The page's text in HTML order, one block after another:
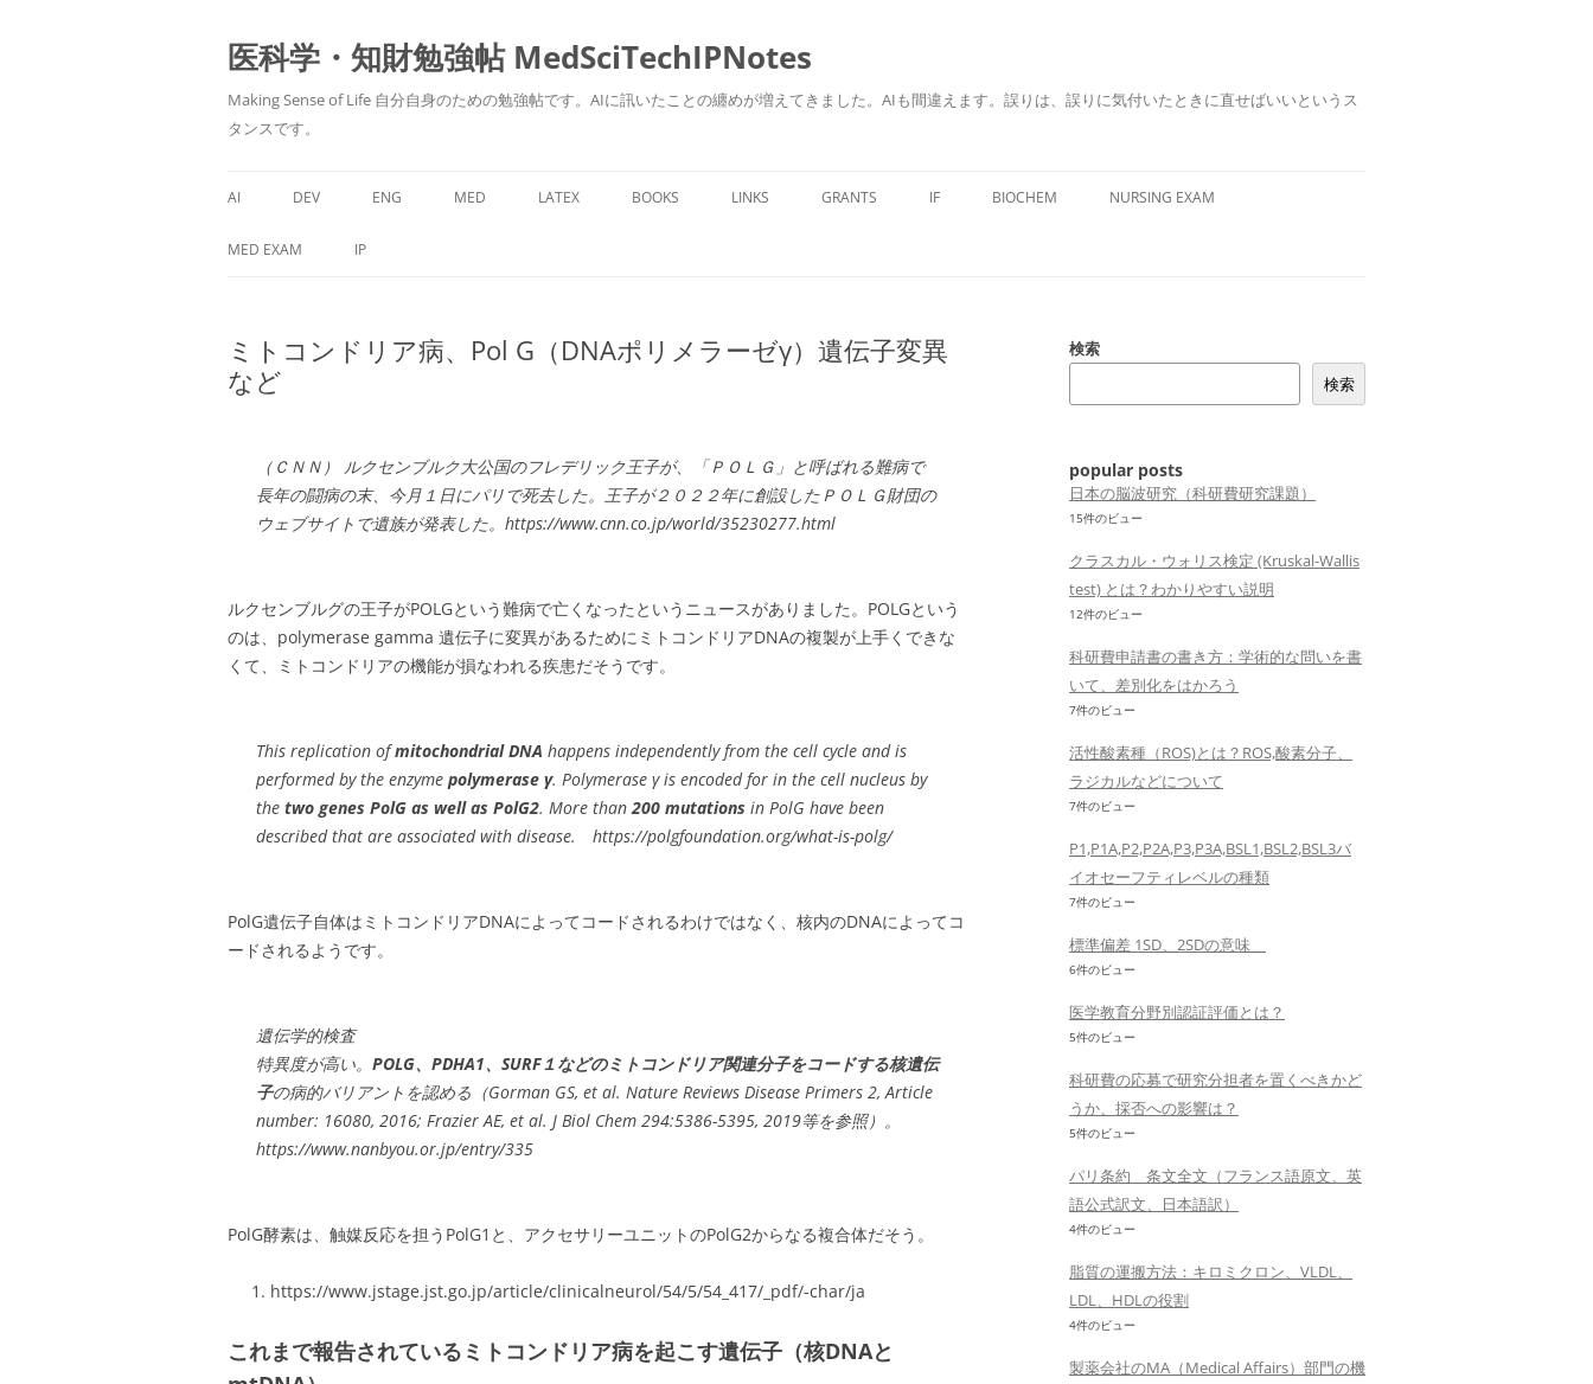
医科学・知財勉強帖 MedSciTechIPNotes
Making Sense of Life 自分自身のための勉強帖です。AIに訊いたことの纏めが増えてきました。AIも間違えます。誤りは、誤りに気付いたときに直せばいいというス
タンスです。
AI DEV ENG MED LATEX BOOKS LINKS GRANTS IF BIOCHEM NURSING EXAM
MED EXAM IP
ミトコンドリア病、Pol G（DNAポリメラーゼγ）遺伝子変異
など
（ＣＮＮ）
ルクセンブルク大公国のフレデリック王子が、「ＰＯＬＧ」と呼ばれる難病で
長年の闘病の末、今月１日にパリで死去した。王子が２０２２年に創設したＰＯＬＧ財団の
ウェブサイトで遺族が発表した。https://www.cnn.co.jp/world/35230277.html
ルクセンブルグの王子がPOLGという難病で亡くなったというニュースがありました。POLGという
のは、polymerase gamma 遺伝子に変異があるためにミトコンドリアDNAの複製が上手くできな
くて、ミトコンドリアの機能が損なわれる疾患だそうです。
This replication ofmitochondrial DNA happens independently from the cell cycle and is
performed by the enzyme polymerase γ. Polymerase γ is encoded for in the cell nucleus by
the two genes PolG as well as PolG2. More than200 mutations in PolG have been
described that are associated with disease. https://polgfoundation.org/what-is-polg/
PolG遺伝子自体はミトコンドリアDNAによってコードされるわけではなく、核内のDNAによってコ
ードされるようです。
遺伝学的検査
特異度が高い。 POLG、PDHA1、SURF１ などのミトコンドリア関連分子をコードする核遺伝
子の病的バリアントを認める（Gorman GS, et al. Nature Reviews Disease Primers 2, Article
number: 16080, 2016; Frazier AE, et al. J Biol Chem 294:5386-5395, 2019等を参照）。
https://www.nanbyou.or.jp/entry/335
PolG酵素は、触媒反応を担うPolG1と、アクセサリーユニットのPolG2からなる複合体だそう。
https://www.jstage.jst.go.jp/article/clinicalneurol/54/5/54_417/_pdf/-char/ja
これまで報告されているミトコンドリア病を起こす遺伝子（核DNAと
検索
検索
popular posts
日本の脳波研究（科研費研究課題）
15件のビュー
クラスカル・ウォリス検定 (Kruskal-Wallis
test) とは？わかりやすい説明
12件のビュー
科研費申請書の書き方：学術的な問いを書
いて、差別化をはかろう
7件のビュー
活性酸素種（ROS)とは？ROS,酸素分子、
ラジカルなどについて
7件のビュー
P1,P1A,P2,P2A,P3,P3A,BSL1,BSL2,BSL3バ
イオセーフティレベルの種類
7件のビュー
標準偏差 1SD、2SDの意味
6件のビュー
医学教育分野別認証評価とは？
5件のビュー
科研費の応募で研究分担者を置くべきかど
うか、採否への影響は？
5件のビュー
パリ条約 条文全文（フランス語原文、英
語公式訳文、日本語訳）
4件のビュー
脂質の運搬方法：キロミクロン、VLDL、
LDL、HDLの役割
4件のビュー
製薬会社のMA（Medical Affairs）部門の機